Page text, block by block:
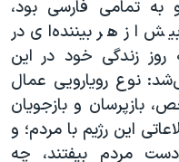
تمامی فارسی بود،
از هر بیننده‌ای در
روز زندگی خود در این
نوع رویارویی عمال
بازپرسان و بازجویان
این رژیم با مردم؛ و
مردم بیفتند، چه